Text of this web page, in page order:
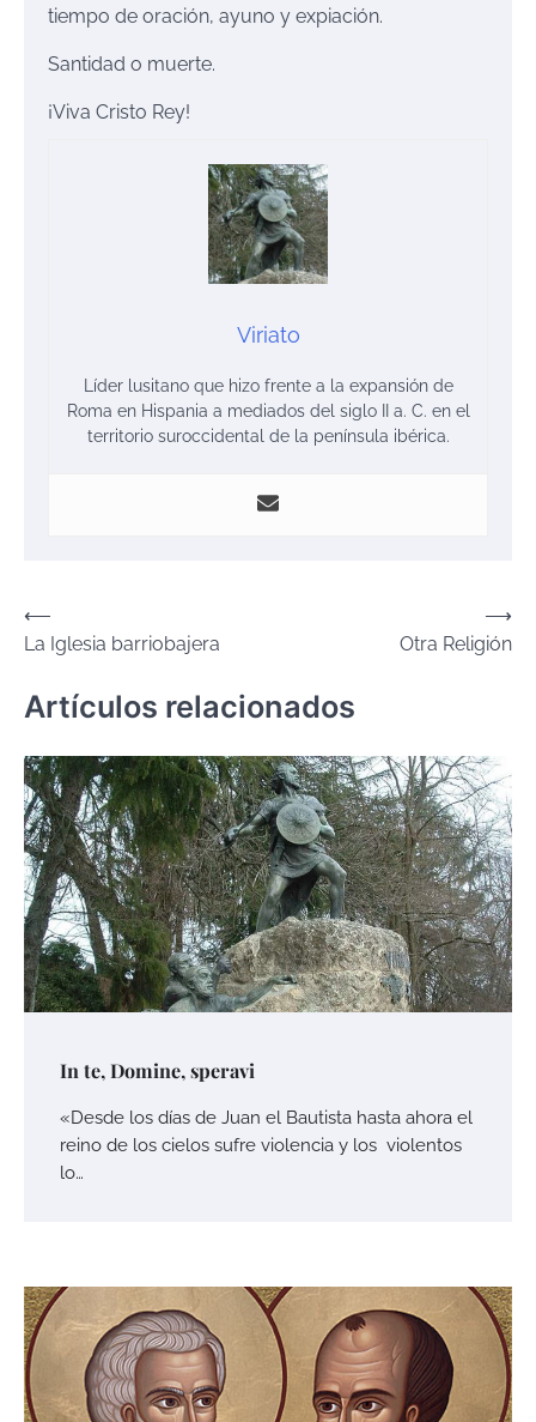
tiempo de oración, ayuno y expiación.
Santidad o muerte.
¡Viva Cristo Rey!
Viriato
Líder lusitano que hizo frente a la expansión de
Roma en Hispania a mediados del siglo II a. C. en el
territorio suroccidental de la península ibérica.
Navegación
de
entradas
⟵
La Iglesia barriobajera
Otra Religión
⟶
Artículos relacionados
In te, Domine, speravi
«Desde los días de Juan el Bautista hasta ahora el
reino de los cielos sufre violencia y los violentos
lo…